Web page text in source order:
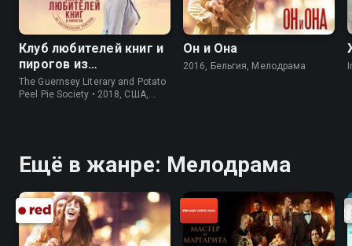
Клуб любителей книг и
пирогов из
картофельных
очистков
The Guernsey Literary and Potato
Peel Pie Society • 2018, США,
Он и Она
2016, Бельгия, Мелодрама
Ещё в жанре: Мелодрама